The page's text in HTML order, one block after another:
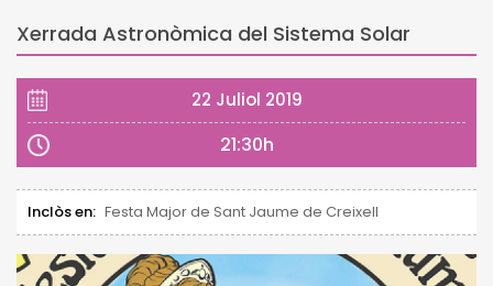
Xerrada Astronòmica del Sistema Solar
22 Juliol 2019
21:30h
Inclòs en: Festa Major de Sant Jaume de Creixell